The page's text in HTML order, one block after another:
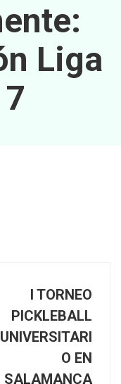
Liga
I TORNEO
PICKLEBALL
UNIVERSITARI
O EN
SALAMANCA